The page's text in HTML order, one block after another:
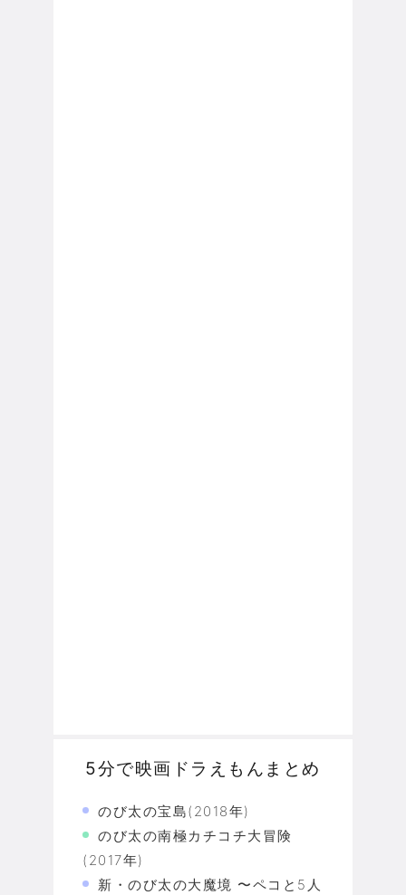
5分で映画ドラえもんまとめ
のび太の宝島(2018年)
のび太の南極カチコチ大冒険
(2017年)
新・のび太の大魔境 〜ペコと5人